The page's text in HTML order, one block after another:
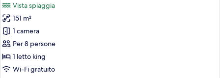
(Pool)
foto
per
Enclave
Beachfront
2
Bedroom
Vista spiaggia
151 m²
1 camera
Per 8 persone
1 letto king
Wi-Fi gratuito